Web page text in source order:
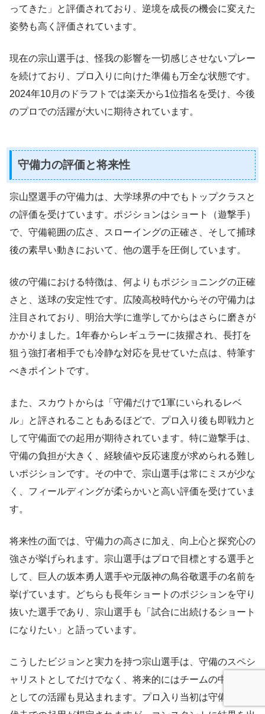
ってきた」と評価されており、逆境を成長の機会に変えた
姿勢も高く評価されています。
現在の宗山選手は、怪我の影響を一切感じさせないプレー
を続けており、プロ入りに向けた準備も万全な状態です。
2024年10月のドラフトでは楽天から1位指名を受け、今後
のプロでの活躍が大いに期待されています。
守備力の評価と将来性
宗山塁選手の守備力は、大学球界の中でもトップクラスと
の評価を受けています。ポジションはショート（遊撃手）
で、守備範囲の広さ、スローイングの正確さ、そして捕球
後の素早い動きにおいて、他の選手を圧倒しています。
彼の守備における特徴は、何よりもポジショニングの正確
さと、送球の安定性です。広陵高校時代からその守備力は
注目されており、明治大学に進学してからはさらに磨きが
かかりました。1年春からレギュラーに抜擢され、長打を
狙う強打者相手でも冷静な対応を見せていた点は、特筆す
べきポイントです。
また、スカウトからは「守備だけで1軍にいられるレベ
ル」と評されることもあるほどで、プロ入り後も即戦力と
して守備面での起用が期待されています。特に遊撃手は、
守備の負担が大きく、経験値や反応速度が求められる難し
いポジションです。その中で、宗山選手は常にミスが少な
く、フィールディングが柔らかいと高い評価を受けていま
す。
将来性の面では、守備力の高さに加え、向上心と探究心の
強さが挙げられます。宗山選手はプロで目標とする選手と
して、巨人の坂本勇人選手や元阪神の鳥谷敬選手の名前を
挙げています。どちらも長年ショートのポジションを守り
抜いた選手であり、宗山選手も「試合に出続けるショート
になりたい」と語っています。
こうしたビジョンと実力を持つ宗山選手は、守備のスペシ
ャリストとしてだけでなく、将来的にはチームの中心選手
としての活躍も見込まれます。プロ入り当初は守備固めや